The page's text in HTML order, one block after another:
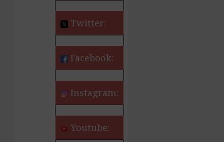
Twitter:
Facebook:
Instagram:
Youtube: